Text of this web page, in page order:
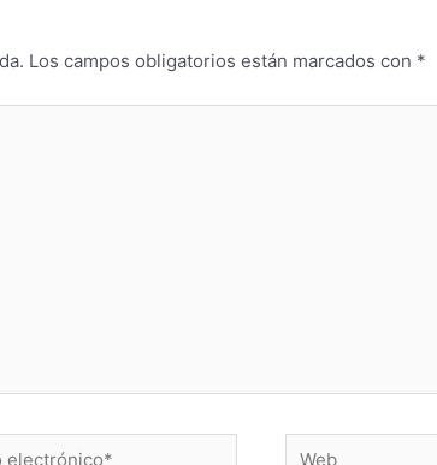
Los campos obligatorios están marcados con *